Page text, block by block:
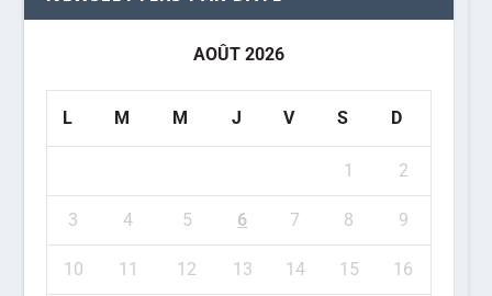
AOÛT 2026
L M M J V S D
1 2
3 4 5 6 7 8 9
10 11 12 13 14 15 16